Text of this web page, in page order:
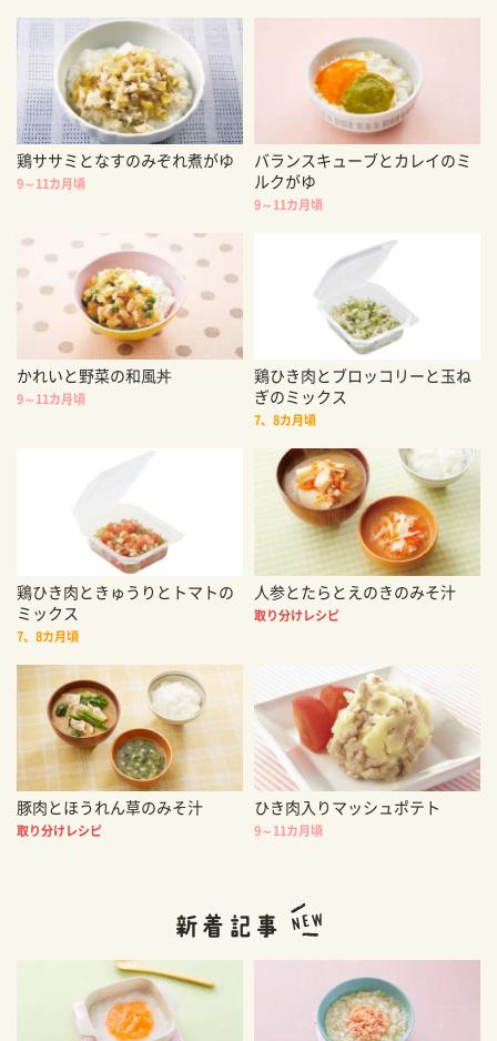
鶏ササミとなすのみぞれ煮がゆ
9～11カ月頃
バランスキューブとカレイのミ
ルクがゆ
9～11カ月頃
かれいと野菜の和風丼
9～11カ月頃
鶏ひき肉とブロッコリーと玉ね
ぎのミックス
7、8カ月頃
鶏ひき肉ときゅうりとトマトの
ミックス
7、8カ月頃
人参とたらとえのきのみそ汁
取り分けレシピ
豚肉とほうれん草のみそ汁
取り分けレシピ
ひき肉入りマッシュポテト
9～11カ月頃